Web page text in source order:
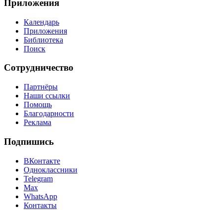
Приложения
Календарь
Приложения
Библиотека
Поиск
Сотрудничество
Партнёры
Наши ссылки
Помощь
Благодарности
Реклама
Подпишись
ВКонтакте
Одноклассники
Telegram
Max
WhatsApp
Контакты